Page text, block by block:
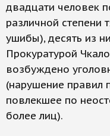
двадцати человек
различной степени
ушибы), десять из
Прокуратурой
возбуждено
(нарушение правил
повлекшее по
более лиц).